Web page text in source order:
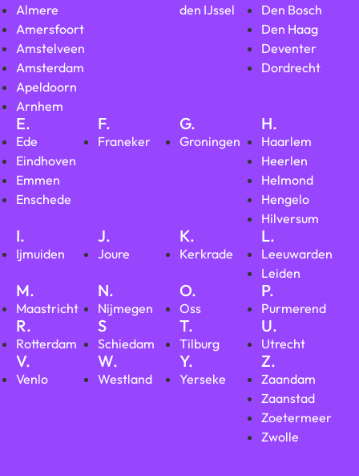
Almere
Amersfoort
Amstelveen
Amsterdam
Apeldoorn
Arnhem
den IJssel
Den Bosch
Den Haag
Deventer
Dordrecht
E.
Ede
Eindhoven
Emmen
Enschede
F.
Franeker
G.
Groningen
H.
Haarlem
Heerlen
Helmond
Hengelo
Hilversum
I.
Ijmuiden
J.
Joure
K.
Kerkrade
L.
Leeuwarden
Leiden
M.
Maastricht
N.
Nijmegen
O.
Oss
P.
Purmerend
R.
Rotterdam
S
Schiedam
T.
Tilburg
U.
Utrecht
V.
Venlo
W.
Westland
Y.
Yerseke
Z.
Zaandam
Zaanstad
Zoetermeer
Zwolle